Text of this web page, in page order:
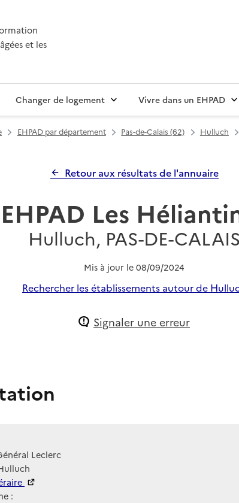
et les
Changer de logement Vivre dans un EHPAD
EHPAD par département Pas-de-Calais (62) Hulluch
Retour aux résultats de l'annuaire
EHPAD Les
Hulluch, PAS-DE-CALAIS
Mis à jour le 08/09/2024
Rechercher les établissements autour de
Signaler une erreur
Leclerc
: